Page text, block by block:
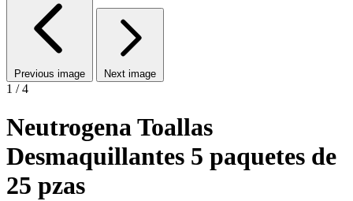
Previous image Next image
1 / 4
Neutrogena Toallas
Desmaquillantes 5 paquetes de
25 pzas